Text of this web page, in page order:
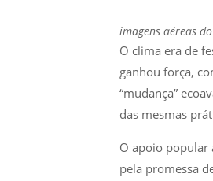
imagens aéreas
O clima era de
ganhou força,
“mudança”
das mesmas
O apoio popular
pela promessa